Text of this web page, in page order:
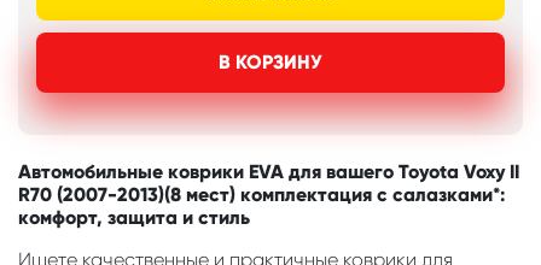
В КОРЗИНУ
Автомобильные коврики EVA для вашего Toyota Voxy II
R70 (2007-2013)(8 мест) комплектация с салазками*:
комфорт, защита и стиль
Ищете качественные и практичные коврики для